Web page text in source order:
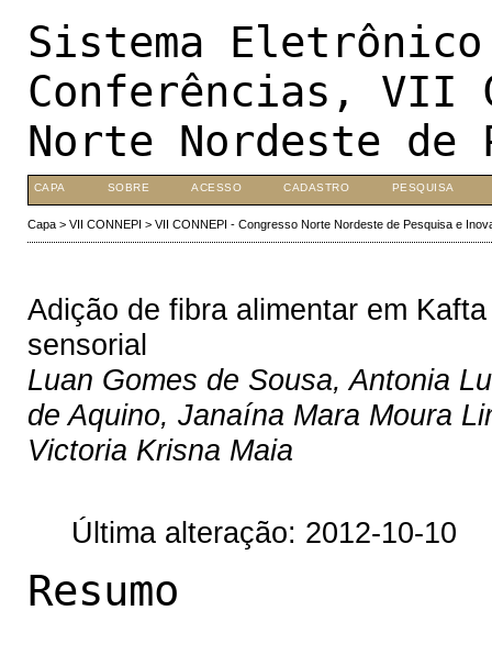
Sistema
Conferências, VII
Norte Nordeste de
CAPA SOBRE ACESSO CADASTRO PESQUISA
Capa> VII CONNEPI > VII CONNEPI - Congresso Norte Nordeste de Pesquisa e
Adição de fibra alimentar em
sensorial
Luan Gomes de Sousa, Antonia
de Aquino, Janaína Mara Moura
Victoria Krisna Maia
Última alteração: 2012-10-10
Resumo